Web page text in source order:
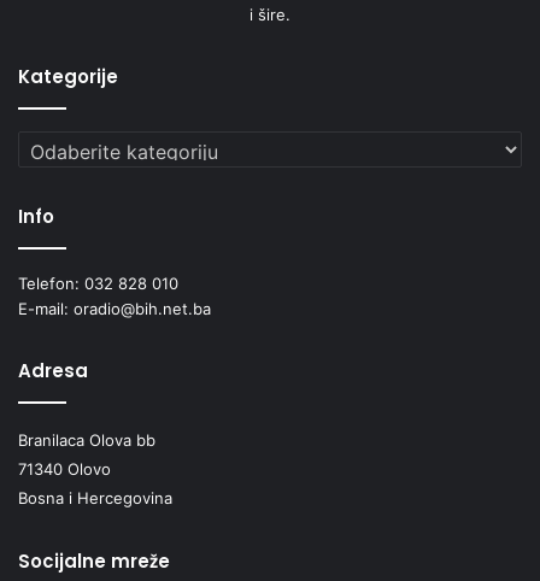
i šire.
Kategorije
Kategorije
Info
Telefon: 032 828 010
E-mail: oradio@bih.net.ba
Adresa
Branilaca Olova bb
71340 Olovo
Bosna i Hercegovina
Socijalne mreže